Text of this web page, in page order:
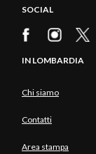
SOCIAL
IN LOMBARDIA
Chi siamo
Contatti
Area stampa